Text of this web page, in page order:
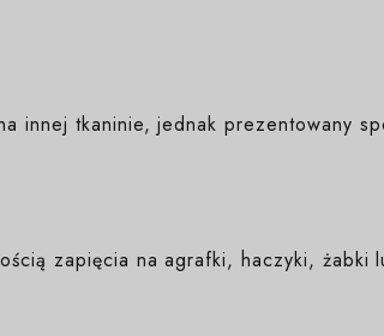
innej tkaninie, jednak prezentowany
zapięcia na agrafki, haczyki, żabki